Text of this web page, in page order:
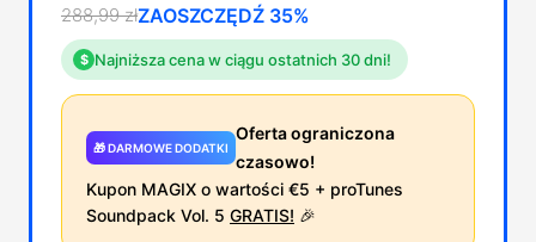
288,99 złZAOSZCZĘDŹ 35%
$ Najniższa cena w ciągu ostatnich 30 dni!
🎁 DARMOWE DODATKI
Oferta ograniczona
czasowo!
Kupon MAGIX o wartości €5 + proTunes
Soundpack Vol. 5 GRATIS! 🎉